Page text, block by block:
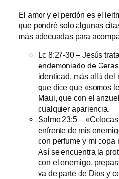
El amor y el perdón es el
que pondré solo algunas
más adecuadas para
Lc 8:27-30 – Jesús
endemoniado de
identidad, más allá del
que dice que «somos
Maui, que con el
cualquier apariencia.
Salmo 23:5 –
enfrente de mis
con perfume y mi copa
Así se encuentra la
con el enemigo,
va de parte de Dios y